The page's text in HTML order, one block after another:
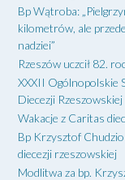
Bp Wątroba:
kilometrów, ale
nadziei”
Rzeszów uczcił 82.
XXXII Ogólnopolskie
Diecezji Rzeszowskiej
Wakacje z Caritas
Bp Krzysztof
diecezji rzeszowskiej
Modlitwa za bp.